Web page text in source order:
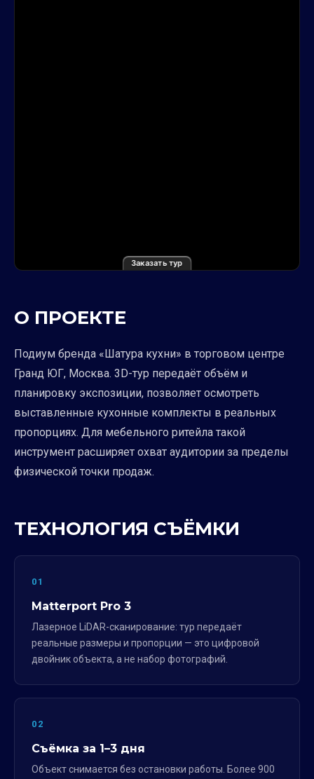
Заказать тур
О ПРОЕКТЕ
Подиум бренда «Шатура кухни» в торговом центре
Гранд ЮГ, Москва. 3D-тур передаёт объём и
планировку экспозиции, позволяет осмотреть
выставленные кухонные комплекты в реальных
пропорциях. Для мебельного ритейла такой
инструмент расширяет охват аудитории за пределы
физической точки продаж.
ТЕХНОЛОГИЯ СЪЁМКИ
01
Matterport Pro 3
Лазерное LiDAR-сканирование: тур передаёт
реальные размеры и пропорции — это цифровой
двойник объекта, а не набор фотографий.
02
Съёмка за 1–3 дня
Объект снимается без остановки работы. Более 900